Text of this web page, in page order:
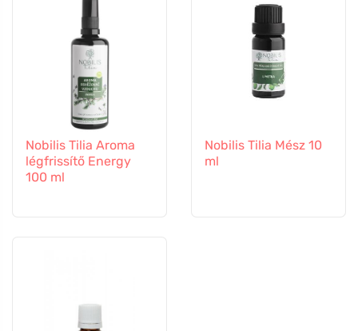
Nobilis Tilia Aroma
légfrissítő Energy
100 ml
Nobilis Tilia Mész 10
ml